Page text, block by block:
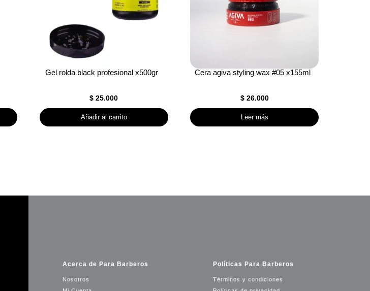
Gel rolda black profesional x500gr
$ 25.000
Añadir al carrito
Cera agiva styling wax #05 x155ml
$26.000
Leer más
Acerca de Para Barberos
Nosotros
Políticas Para Barberos
Términos y condiciones